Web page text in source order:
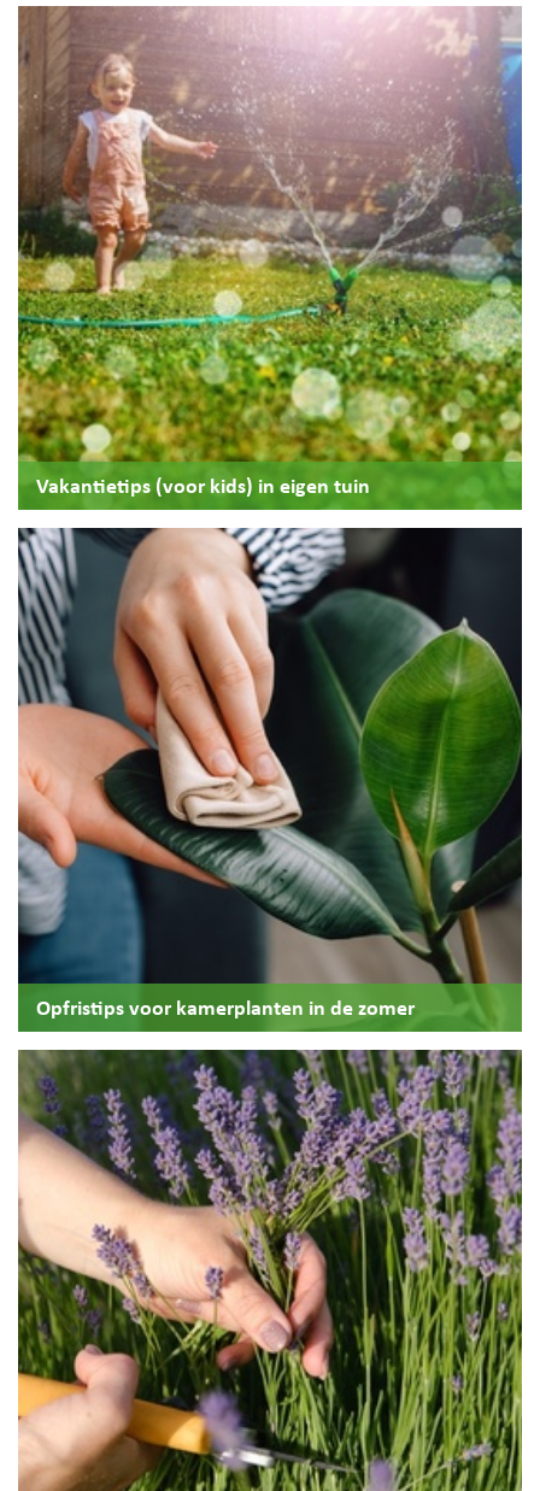
Vakantietips (voor kids) in eigen tuin
Opfristips voor kamerplanten in de zomer